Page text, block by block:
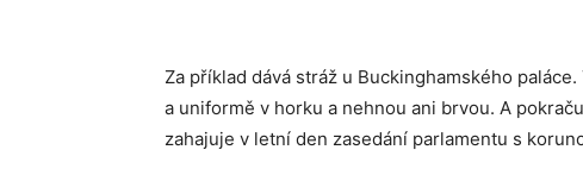
Za příklad dává stráž u Buckinghamského
a uniformě v horku a nehnou ani brvou. A
zahajuje v letní den zasedání parlamentu s